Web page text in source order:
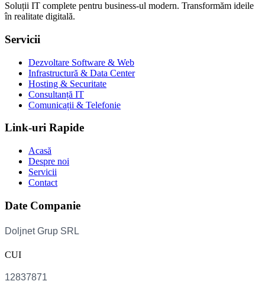
Soluții IT complete pentru business-ul modern. Transformăm ideile
în realitate digitală.
Servicii
Dezvoltare Software & Web
Infrastructură & Data Center
Hosting & Securitate
Consultanță IT
Comunicații & Telefonie
Link-uri Rapide
Acasă
Despre noi
Servicii
Contact
Date Companie
CUI